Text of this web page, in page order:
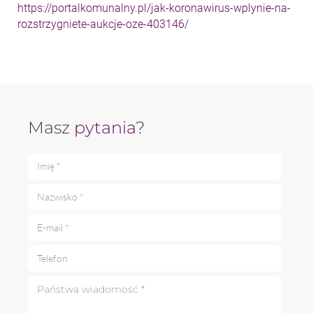
https://portalkomunalny.pl/jak-koronawirus-wplynie-na-
rozstrzygniete-aukcje-oze-403146/
Masz pytania?